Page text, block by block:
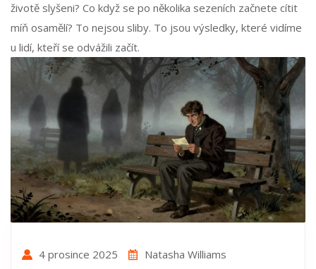
životě slyšeni? Co když se po několika sezeních začnete cítit
míň osamělí? To nejsou sliby. To jsou výsledky, které vidíme
u lidí, kteří se odvážili začít.
4 prosince 2025 Natasha Williams